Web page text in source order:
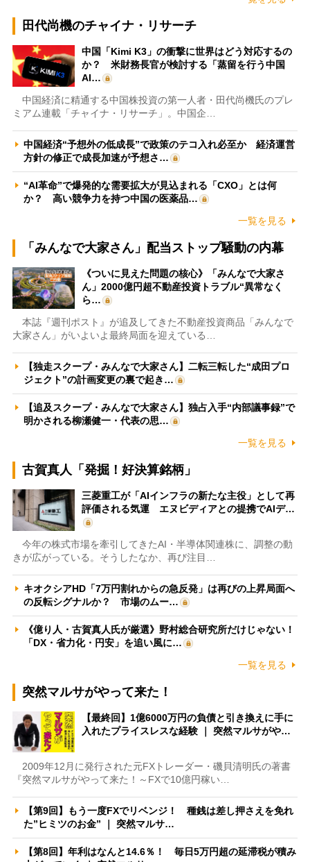
田代尚機のチャイナ・リサーチ
中国「Kimi K3」の衝撃に世界はどう対応するの
か？ 米財務長官が検討する「蒸留を行う中国
AI…
中国経済に精通する中国株投資の第一人者・田代尚機氏のプレ
ミアム連載「チャイナ・リサーチ」。中国企…
中国経済“予想外の低成長”で政策のテコ入れ必至か 経済運営
方針の修正で成長加速が予想さ…
“AI革命”で爆発的な需要拡大が見込まれる「CXO」とは何
か？ 高い競争力を持つ中国の医薬品…
一覧を見る
「みんなで大家さん」配当ストップ騒動の内幕
《ついに見えた問題の核心》「みんなで大家さ
ん」2000億円超不動産投資トラブル“異常なく
ら…
本誌『週刊ポスト』が追及してきた不動産投資商品「みんなで
大家さん」がいよいよ最終局面を迎えている…
【独走スクープ・みんなで大家さん】二転三転した“成田プロ
ジェクト”の計画変更の裏で起き…
【追及スクープ・みんなで大家さん】独占入手“内部議事録”で
明かされる柳瀬健一・代表の思…
一覧を見る
古賀真人「発掘！好決算銘柄」
三菱重工が「AIインフラの新たな主役」として再
評価される気運 エヌビディアとの提携でAIデ…
今年の株式市場を牽引してきたAI・半導体関連株に、調整の動
きが広がっている。そうしたなか、再び注目…
キオクシアHD「7万円割れからの急反発」は再びの上昇局面へ
の反転シグナルか？ 市場のムー…
《億り人・古賀真人氏が厳選》野村総合研究所だけじゃない！
「DX・省力化・円安」を追い風に…
一覧を見る
突然マルサがやって来た！
【最終回】1億6000万円の負債と引き換えに手に
入れたプライスレスな経験 ｜ 突然マルサがや…
2009年12月に発行された元FXトレーダー・磯貝清明氏の著書
『突然マルサがやって来た！～FXで10億円稼い…
【第9回】もう一度FXでリベンジ！ 種銭は差し押さえを免れ
た”ヒミツのお金” ｜ 突然マルサ…
【第8回】年利はなんと14.6％！ 毎日5万円超の延滞税が積み